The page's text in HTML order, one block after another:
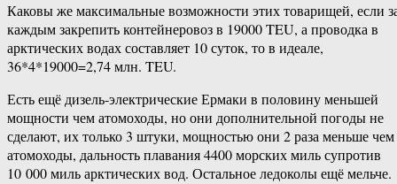
Каковы же максимальные возможности этих товарищей, если
каждым закрепить контейнеровоз в 19000 TEU, а проводка в
арктических водах составляет 10 суток, то в идеале,
36*4*19000=2,74 млн. TEU.
Есть ещё дизель-электрические Ермаки в половину меньшей
мощности чем атомоходы, но они дополнительной погоды не
сделают, их только 3 штуки, мощностью они 2 раза меньше чем
атомоходы, дальность плавания 4400 морских миль супротив
10 000 миль арктических вод. Остальное ледоколы ещё мельче.